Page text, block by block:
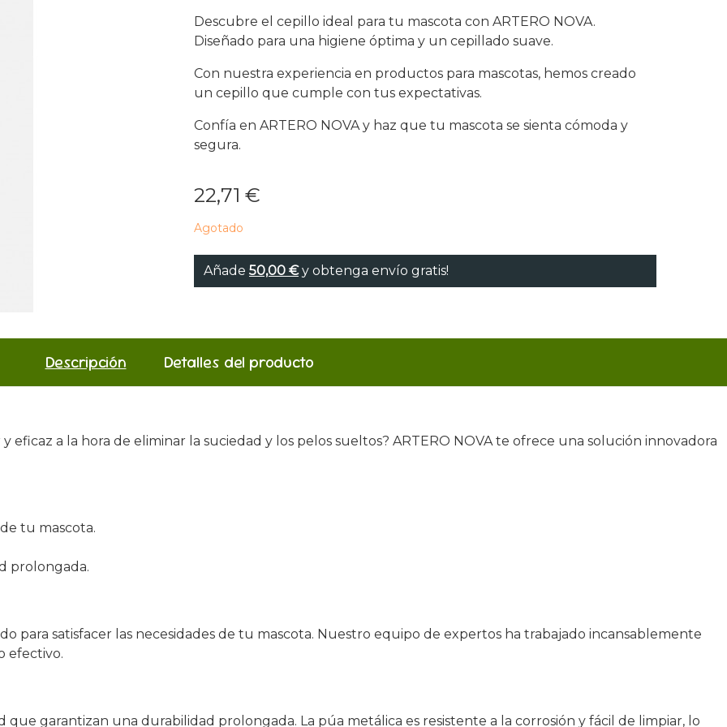
Descubre el cepillo ideal para tu mascota con ARTERO NOVA.
Diseñado para una higiene óptima y un cepillado suave.
Con nuestra experiencia en productos para mascotas, hemos creado
un cepillo que cumple con tus expectativas.
Confía en ARTERO NOVA y haz que tu mascota se sienta cómoda y
segura.
22,71 €
Agotado
Añade 50,00 €y obtenga envío gratis!
Descripción Detalles del producto
eficaz a la hora de eliminar la suciedad y los pelos sueltos? ARTERO NOVA te ofrece una solución innovadora
tu mascota.
prolongada.
para satisfacer las necesidades de tu mascota. Nuestro equipo de expertos ha trabajado incansablemente
efectivo.
garantizan una durabilidad prolongada. La púa metálica es resistente a la corrosión y fácil de limpiar, lo